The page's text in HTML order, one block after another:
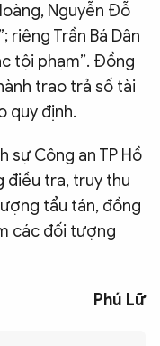
Nguyễn Đỗ
riêng Trần Bá Dân
tội phạm”. Đồng
trao trả số tài
quy định.
sự Công an TP Hồ
điều tra, truy thu
tẩu tán, đồng
các đối tượng
Phú Lữ